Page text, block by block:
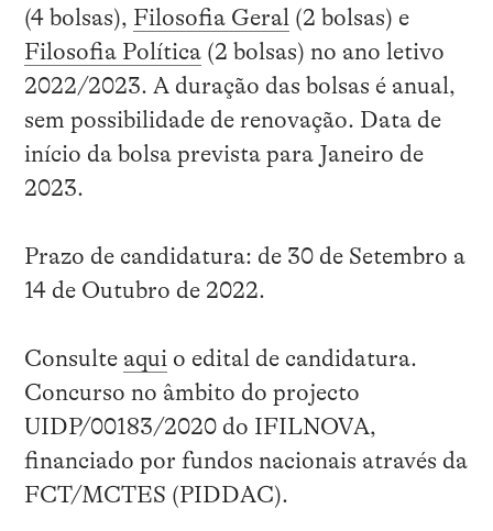
(4 bolsas), Filosofia Geral(2 bolsas) e
Filosofia Política(2 bolsas) no ano letivo
2022/2023. A duração das bolsas é anual,
sem possibilidade de renovação. Data de
início da bolsa prevista para Janeiro de
2023.
Prazo de candidatura: de 30 de Setembro a
14 de Outubro de 2022.
Consulte aquio edital de candidatura.
Concurso no âmbito do projecto
UIDP/00183/2020 do IFILNOVA,
financiado por fundos nacionais através da
FCT/MCTES (PIDDAC).